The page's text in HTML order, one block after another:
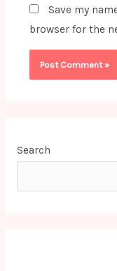
Save my
browser for the
Search